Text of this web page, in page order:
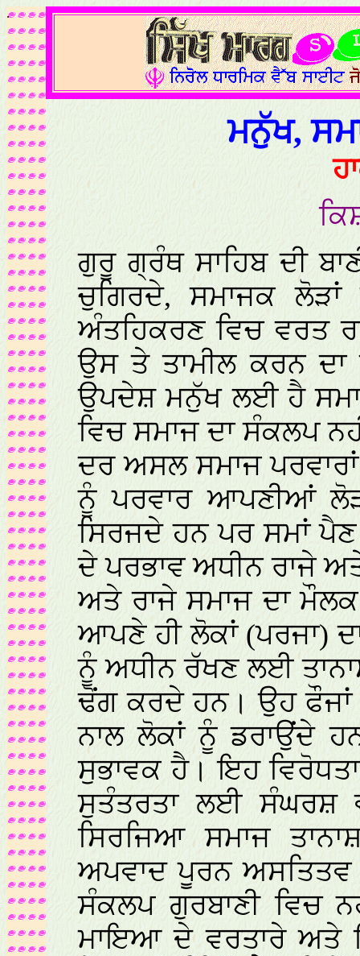
.
ਮਨੁੱਖ,
ਗੁਰੂ ਗ੍ਰੰਥ ਸਾਹਿਬ ਦੀ
ਚੁਗਿਰਦੇ, ਸਮਾਜਕ
ਅੰਤਹਿਕਰਣ ਵਿਚ ਵਰਤ
ਉਸ ਤੇ ਤਾਮੀਲ ਕਰਨ ਦਾ
ਉਪਦੇਸ਼ ਮਨੁੱਖ ਲਈ ਹੈ
ਵਿਚ ਸਮਾਜ ਦਾ ਸੰਕਲਪ
ਦਰ ਅਸਲ ਸਮਾਜ
ਨੂੰ ਪਰਵਾਰ ਆਪਣੀਆਂ
ਸਿਰਜਦੇ ਹਨ ਪਰ ਸਮਾਂ
ਦੇ ਪਰਭਾਵ ਅਧੀਨ ਰਾਜੇ
ਅਤੇ ਰਾਜੇ ਸਮਾਜ ਦਾ
ਆਪਣੇ ਹੀ ਲੋਕਾਂ (ਪਰਜਾ)
ਨੂੰ ਅਧੀਨ ਰੱਖਣ ਲਈ
ਢੋਂਗ ਕਰਦੇ ਹਨ। ਉਹ ਫੌਜਾਂ
ਨਾਲ ਲੋਕਾਂ ਨੂੰ ਡਰਾਉਂਦੇ
ਸੁਭਾਵਕ ਹੈ। ਇਹ
ਸੁਤੰਤਰਤਾ ਲਈ ਸੰਘਰਸ਼
ਸਿਰਜਿਆ ਸਮਾਜ
ਅਪਵਾਦ ਪੂਰਨ ਅਸਤਿਤਵ
ਸੰਕਲਪ ਗੁਰਬਾਣੀ ਵਿਚ
ਮਾਇਆ ਦੇ ਵਰਤਾਰੇ ਅਤੇ